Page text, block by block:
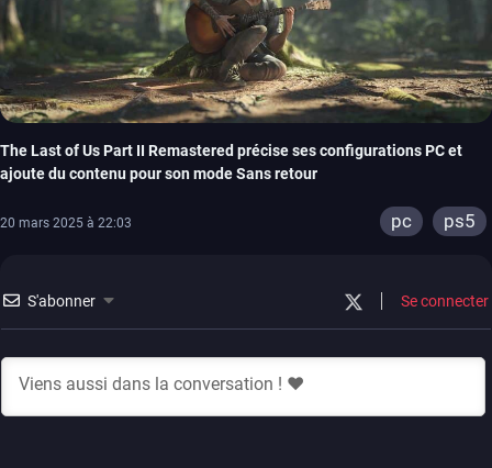
The Last of Us Part II Remastered précise ses configurations PC et
ajoute du contenu pour son mode Sans retour
20 mars 2025 à 22:03 pc ps5
S'abonner Se connecter